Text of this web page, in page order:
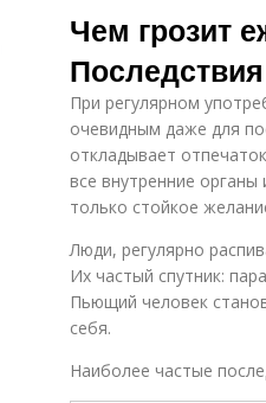
Чем грозит
При регулярном
очевидным даже для
откладывает
все внутренние
только стойкое
Люди, регулярно
Их частый спутник:
Пьющий человек
себя.
Наиболее частые